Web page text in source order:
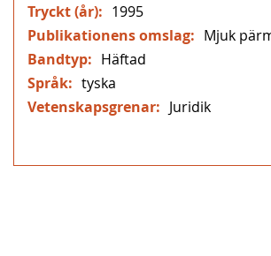
1995
Mjuk
Häftad
tyska
Juridik